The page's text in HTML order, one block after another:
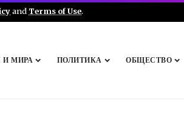
and Terms of Use.
И МИРА ПОЛИТИКА ОБЩЕСТВО